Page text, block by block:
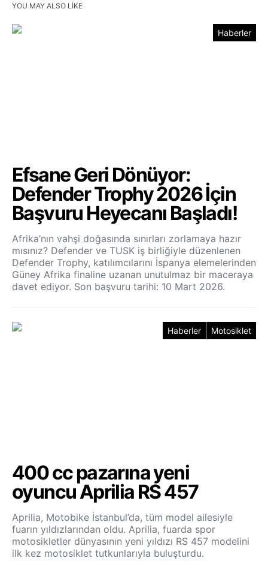
YOU MAY ALSO LIKE
Haberler
Efsane Geri Dönüyor:
Defender Trophy 2026 İçin
Başvuru Heyecanı Başladı!
Afrika’nın vahşi doğasında sınırları zorlamaya hazır
mısınız? Defender ve TUSK iş birliğiyle düzenlenen
Defender Trophy, katılımcılarını İspanya elemelerinden
Güney Afrika finaline uzanan unutulmaz bir maceraya
davet ediyor. Son başvuru tarihi: 10 Mart 2026.
Haberler Motosiklet
400 cc pazarına yeni
oyuncu Aprilia RS 457
Aprilia, Motobike İstanbul’da, tüm model ailesiyle
fuarın yıldızlarından oldu. Aprilia, fuarda spor
motosikletler dünyasının yeni yıldızı RS 457 modelini
ilk kez motosiklet tutkunlarıyla buluşturdu.